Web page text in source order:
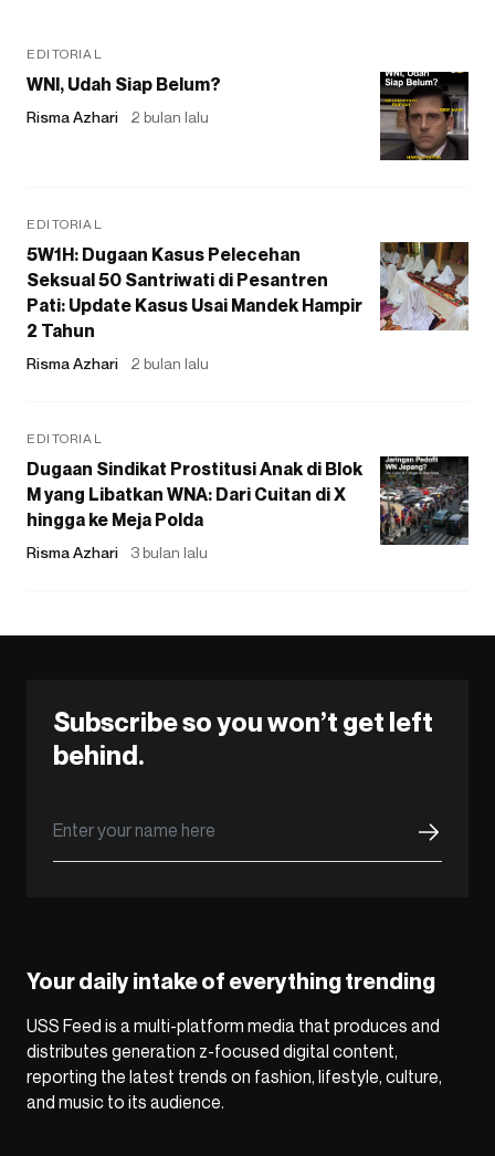
EDITORIAL
WNI, Udah Siap Belum?
Risma Azhari 2 bulan lalu
EDITORIAL
5W1H: Dugaan Kasus Pelecehan
Seksual 50 Santriwati di Pesantren
Pati: Update Kasus Usai Mandek Hampir
2 Tahun
Risma Azhari 2 bulan lalu
EDITORIAL
Dugaan Sindikat Prostitusi Anak di Blok
M yang Libatkan WNA: Dari Cuitan di X
hingga ke Meja Polda
Risma Azhari 3 bulan lalu
Subscribe so you won’t get left
behind.
Your daily intake of everything trending
USS Feed is a multi-platform media that produces and
distributes generation z-focused digital content,
reporting the latest trends on fashion, lifestyle, culture,
and music to its audience.